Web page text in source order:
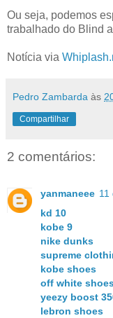
Ou seja, podemos
trabalhado do Blind
Notícia via
Pedro Zambarda às
Compartilhar
2 comentários:
yanmaneee 11
kd 10
kobe 9
nike dunks
supreme
kobe shoes
off white
yeezy boost
lebron shoes